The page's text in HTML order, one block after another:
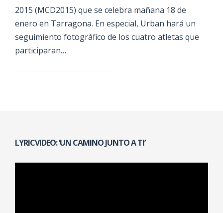
2015 (MCD2015) que se celebra mañana 18 de
enero en Tarragona. En especial, Urban hará un
seguimiento fotográfico de los cuatro atletas que
participaran…
LYRICVIDEO: ‘UN CAMINO JUNTO A TI’